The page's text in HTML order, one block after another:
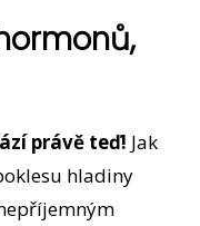
právě teď! Jak
hladiny